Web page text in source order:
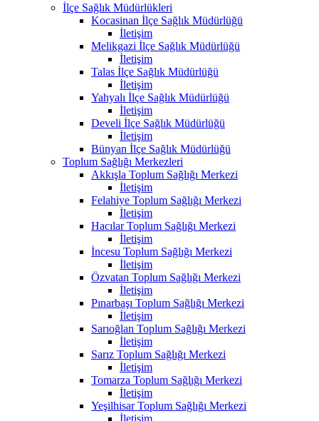
İlçe Sağlık Müdürlükleri
Kocasinan İlçe Sağlık Müdürlüğü
İletişim
Melikgazi İlçe Sağlık Müdürlüğü
İletişim
Talas İlçe Sağlık Müdürlüğü
İletişim
Yahyalı İlçe Sağlık Müdürlüğü
İletişim
Develi İlçe Sağlık Müdürlüğü
İletişim
Bünyan İlçe Sağlık Müdürlüğü
Toplum Sağlığı Merkezleri
Akkışla Toplum Sağlığı Merkezi
İletişim
Felahiye Toplum Sağlığı Merkezi
İletişim
Hacılar Toplum Sağlığı Merkezi
İletişim
İncesu Toplum Sağlığı Merkezi
İletişim
Özvatan Toplum Sağlığı Merkezi
İletişim
Pınarbaşı Toplum Sağlığı Merkezi
İletişim
Sarıoğlan Toplum Sağlığı Merkezi
İletişim
Sarız Toplum Sağlığı Merkezi
İletişim
Tomarza Toplum Sağlığı Merkezi
İletişim
Yeşilhisar Toplum Sağlığı Merkezi
İletişim